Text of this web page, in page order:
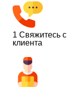
1 Свяжитесь
клиента